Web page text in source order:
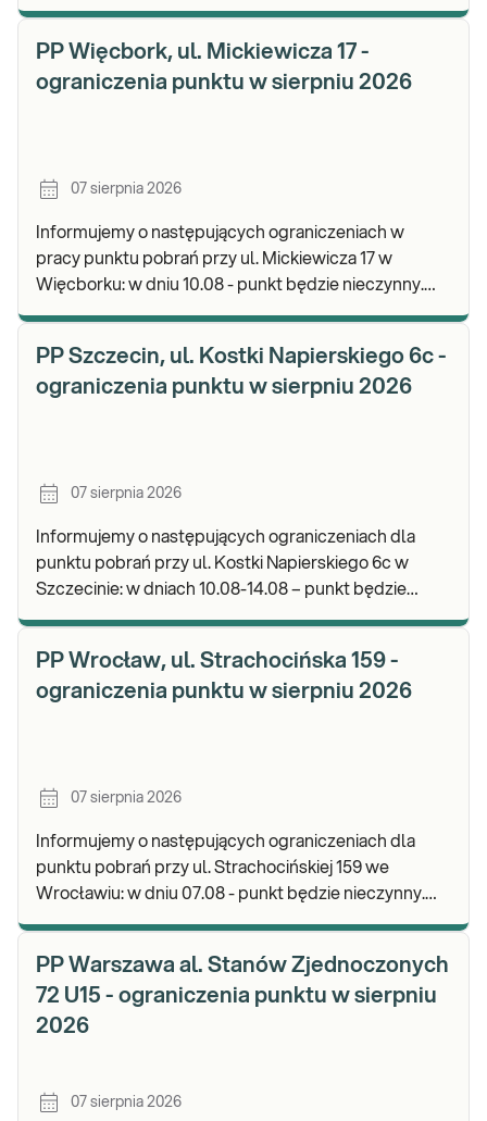
PP Więcbork, ul. Mickiewicza 17 -
ograniczenia punktu w sierpniu 2026
07 sierpnia 2026
Informujemy o następujących ograniczeniach w
pracy punktu pobrań przy ul. Mickiewicza 17 w
Więcborku: w dniu 10.08 - punkt będzie nieczynny.
PP Szczecin, ul. Kostki Napierskiego 6c -
ograniczenia punktu w sierpniu 2026
07 sierpnia 2026
Informujemy o następujących ograniczeniach dla
punktu pobrań przy ul. Kostki Napierskiego 6c w
Szczecinie: w dniach 10.08-14.08 – punkt będzie
PP Wrocław, ul. Strachocińska 159 -
ograniczenia punktu w sierpniu 2026
07 sierpnia 2026
Informujemy o następujących ograniczeniach dla
punktu pobrań przy ul. Strachocińskiej 159 we
Wrocławiu: w dniu 07.08 - punkt będzie nieczynny.
PP Warszawa al. Stanów Zjednoczonych
72 U15 - ograniczenia punktu w sierpniu
2026
07 sierpnia 2026